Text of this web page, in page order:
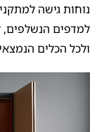
נוחות גישה
למדפים הנשלפים,
ולכל הכלים